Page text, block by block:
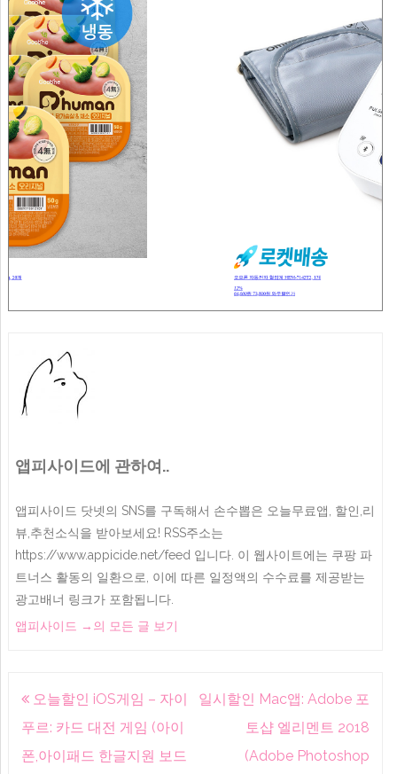
앱피사이드에 관하여..
앱피사이드 닷넷의 SNS를 구독해서 손수뽑은 오늘무료앱, 할인,리
뷰,추천소식을 받아보세요! RSS주소는
https://www.appicide.net/feed 입니다. 이 웹사이트에는 쿠팡 파
트너스 활동의 일환으로, 이에 따른 일정액의 수수료를 제공받는
광고배너 링크가 포함됩니다.
앱피사이드 → 의 모든 글 보기
글
내
비
오늘할인 iOS게임 – 자이
푸르: 카드 대전 게임 (아이
폰,아이패드 한글지원 보드
일시할인 Mac앱: Adobe 포
토샵 엘리멘트 2018
(Adobe Photoshop